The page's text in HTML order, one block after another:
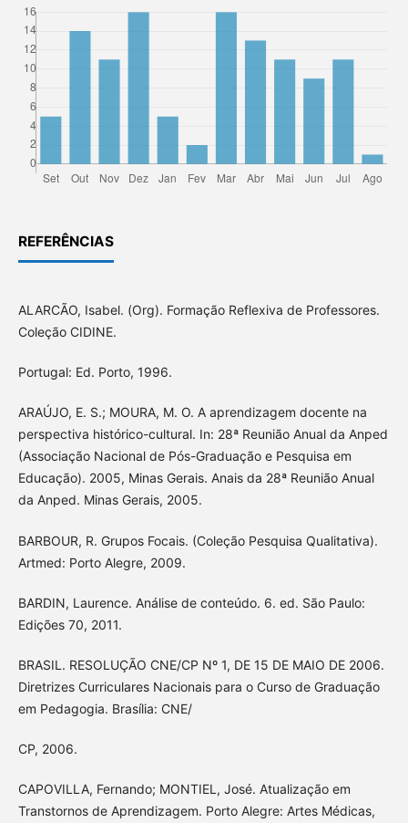
REFERÊNCIAS
ALARCÃO, Isabel. (Org). Formação Reflexiva de Professores.
Coleção CIDINE.
Portugal: Ed. Porto, 1996.
ARAÚJO, E. S.; MOURA, M. O. A aprendizagem docente na
perspectiva histórico-cultural. In: 28ª Reunião Anual da Anped
(Associação Nacional de Pós-Graduação e Pesquisa em
Educação). 2005, Minas Gerais. Anais da 28ª Reunião Anual
da Anped. Minas Gerais, 2005.
BARBOUR, R. Grupos Focais. (Coleção Pesquisa Qualitativa).
Artmed: Porto Alegre, 2009.
BARDIN, Laurence. Análise de conteúdo. 6. ed. São Paulo:
Edições 70, 2011.
BRASIL. RESOLUÇÃO CNE/CP Nº 1, DE 15 DE MAIO DE 2006.
Diretrizes Curriculares Nacionais para o Curso de Graduação
em Pedagogia. Brasília: CNE/
CP, 2006.
CAPOVILLA, Fernando; MONTIEL, José. Atualização em
Transtornos de Aprendizagem. Porto Alegre: Artes Médicas,